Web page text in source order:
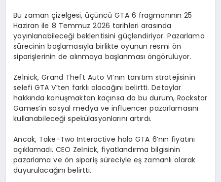
Bu zaman çizelgesi, üçüncü GTA 6 fragmanının 25
Haziran ile 8 Temmuz 2026 tarihleri arasında
yayınlanabileceği beklentisini güçlendiriyor. Pazarlama
sürecinin başlamasıyla birlikte oyunun resmi ön
siparişlerinin de alınmaya başlanması öngörülüyor.
Zelnick, Grand Theft Auto VI’nın tanıtım stratejisinin
selefi GTA V’ten farklı olacağını belirtti. Detaylar
hakkında konuşmaktan kaçınsa da bu durum, Rockstar
Games’in sosyal medya ve influencer pazarlamasını
kullanabileceği spekülasyonlarını artırdı.
Ancak, Take-Two Interactive hala GTA 6’nın fiyatını
açıklamadı. CEO Zelnick, fiyatlandırma bilgisinin
pazarlama ve ön sipariş süreciyle eş zamanlı olarak
duyurulacağını belirtti.